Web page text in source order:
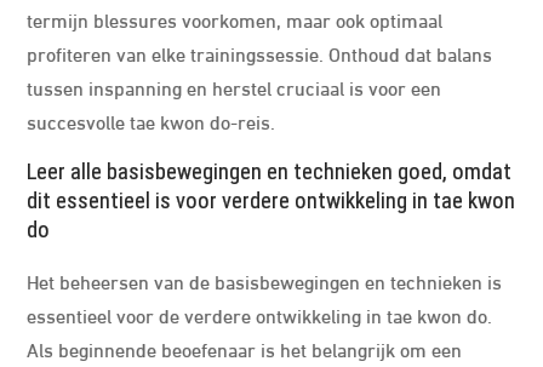
termijn blessures voorkomen, maar ook optimaal
profiteren van elke trainingssessie. Onthoud dat balans
tussen inspanning en herstel cruciaal is voor een
succesvolle tae kwon do-reis.
Leer alle basisbewegingen en technieken goed, omdat
dit essentieel is voor verdere ontwikkeling in tae kwon
do
Het beheersen van de basisbewegingen en technieken is
essentieel voor de verdere ontwikkeling in tae kwon do.
Als beginnende beoefenaar is het belangrijk om een